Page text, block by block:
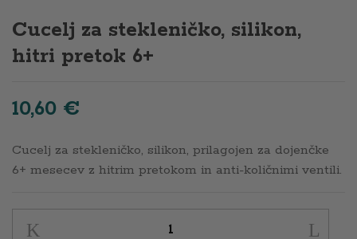
Cucelj za stekleničko, silikon,
hitri pretok 6+
10,60 €
Cucelj za stekleničko, silikon, prilagojen za dojenčke
6+ mesecev z hitrim pretokom in anti-količnimi ventili.